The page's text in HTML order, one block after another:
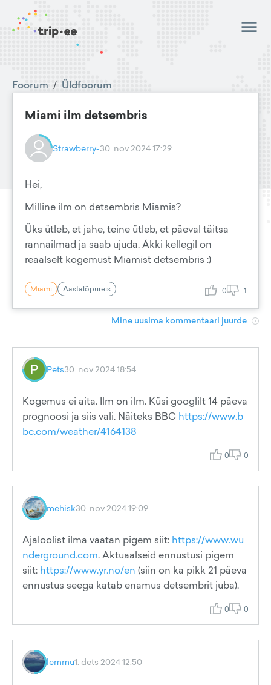
Foorum / Üldfoorum
Miami ilm detsembris
Strawberry-30. nov 2024 17:29
Hei,
Milline ilm on detsembris Miamis?
Üks ütleb, et jahe, teine ütleb, et päeval täitsa
rannailmad ja saab ujuda. Äkki kellegil on
reaalselt kogemust Miamist detsembris :)
Miami Aastalõpureis 0 1
Mine uusima kommentaari juurde
Pets30. nov 2024 18:54
Kogemus ei aita. Ilm on ilm. Küsi googlilt 14 päeva
prognoosi ja siis vali. Näiteks BBC https://www.b
bc.com/weather/4164138
0 0
mehisk30. nov 2024 19:09
Ajaloolist ilma vaatan pigem siit: https://www.wu
nderground.com. Aktuaalseid ennustusi pigem
siit: https://www.yr.no/en (siin on ka pikk 21 päeva
ennustus seega katab enamus detsembrit juba).
0 0
lemmu1. dets 2024 12:50